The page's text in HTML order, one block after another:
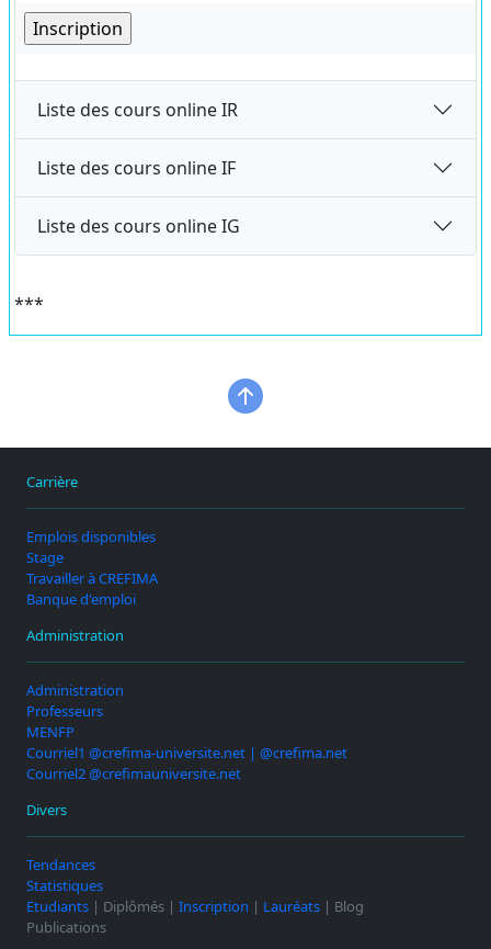
Liste des cours online IR
Liste des cours online IF
Liste des cours online IG
***
Carrière
Emplois disponibles
Stage
Travailler à CREFIMA
Banque d'emploi
Administration
Administration
Professeurs
MENFP
Courriel1 @crefima-universite.net | @crefima.net
Courriel2 @crefimauniversite.net
Divers
Tendances
Statistiques
Etudiants | Diplômés | Inscription | Lauréats | Blog
Publications